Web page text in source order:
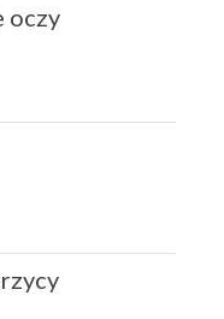
oczy